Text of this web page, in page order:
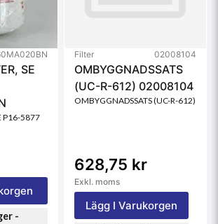
SE
P16-5877
-
Filter 02008104
OMBYGGNADSSATS
(UC-R-612) 02008104
OMBYGGNADSSATS (UC-R-612)
628,75 kr
Exkl. moms
Lägg I Varukorgen